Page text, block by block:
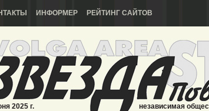
ИНФОРМЕР РЕЙТИНГ САЙТОВ
2025 г. независимая